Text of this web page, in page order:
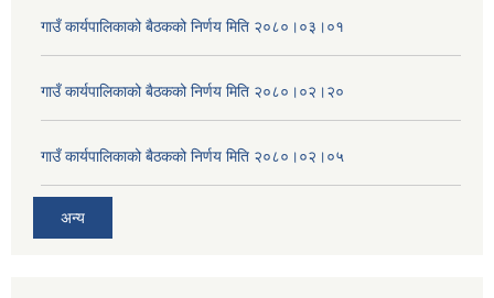
गाउँ कार्यपालिकाको बैठकको निर्णय मिति २०८०।०३।०१
गाउँ कार्यपालिकाको बैठकको निर्णय मिति २०८०।०२।२०
गाउँ कार्यपालिकाको बैठकको निर्णय मिति २०८०।०२।०५
अन्य